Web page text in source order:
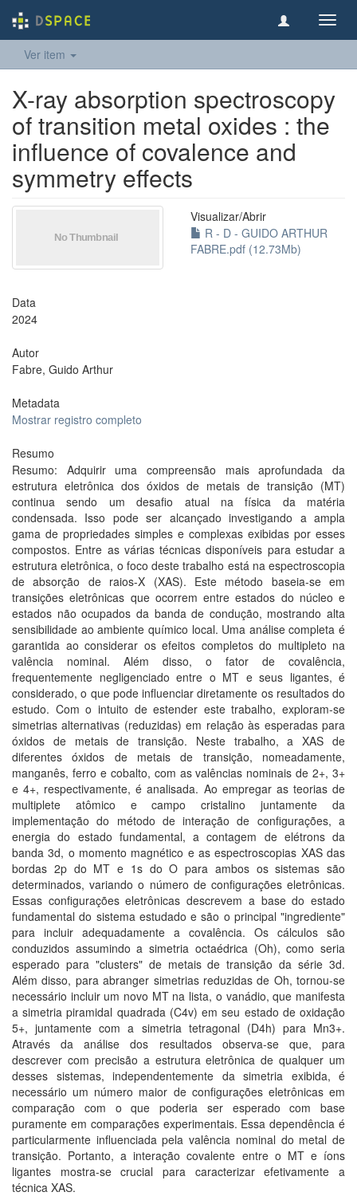
Ver item
X-ray absorption spectroscopy
of transition metal oxides : the
influence of covalence and
symmetry effects
Visualizar/Abrir
R - D - GUIDO ARTHUR
FABRE.pdf (12.73Mb)
Data
2024
Autor
Fabre, Guido Arthur
Metadata
Mostrar registro completo
Resumo
Resumo: Adquirir uma compreensão mais aprofundada da
estrutura eletrônica dos óxidos de metais de transição (MT)
continua sendo um desafio atual na física da matéria
condensada. Isso pode ser alcançado investigando a ampla
gama de propriedades simples e complexas exibidas por esses
compostos. Entre as várias técnicas disponíveis para estudar a
estrutura eletrônica, o foco deste trabalho está na espectroscopia
de absorção de raios-X (XAS). Este método baseia-se em
transições eletrônicas que ocorrem entre estados do núcleo e
estados não ocupados da banda de condução, mostrando alta
sensibilidade ao ambiente químico local. Uma análise completa é
garantida ao considerar os efeitos completos do multipleto na
valência nominal. Além disso, o fator de covalência,
frequentemente negligenciado entre o MT e seus ligantes, é
considerado, o que pode influenciar diretamente os resultados do
estudo. Com o intuito de estender este trabalho, exploram-se
simetrias alternativas (reduzidas) em relação às esperadas para
óxidos de metais de transição. Neste trabalho, a XAS de
diferentes óxidos de metais de transição, nomeadamente,
manganês, ferro e cobalto, com as valências nominais de 2+, 3+
e 4+, respectivamente, é analisada. Ao empregar as teorias de
multiplete atômico e campo cristalino juntamente da
implementação do método de interação de configurações, a
energia do estado fundamental, a contagem de elétrons da
banda 3d, o momento magnético e as espectroscopias XAS das
bordas 2p do MT e 1s do O para ambos os sistemas são
determinados, variando o número de configurações eletrônicas.
Essas configurações eletrônicas descrevem a base do estado
fundamental do sistema estudado e são o principal "ingrediente"
para incluir adequadamente a covalência. Os cálculos são
conduzidos assumindo a simetria octaédrica (Oh), como seria
esperado para "clusters" de metais de transição da série 3d.
Além disso, para abranger simetrias reduzidas de Oh, tornou-se
necessário incluir um novo MT na lista, o vanádio, que manifesta
a simetria piramidal quadrada (C4v) em seu estado de oxidação
5+, juntamente com a simetria tetragonal (D4h) para Mn3+.
Através da análise dos resultados observa-se que, para
descrever com precisão a estrutura eletrônica de qualquer um
desses sistemas, independentemente da simetria exibida, é
necessário um número maior de configurações eletrônicas em
comparação com o que poderia ser esperado com base
puramente em comparações experimentais. Essa dependência é
particularmente influenciada pela valência nominal do metal de
transição. Portanto, a interação covalente entre o MT e íons
ligantes mostra-se crucial para caracterizar efetivamente a
técnica XAS.